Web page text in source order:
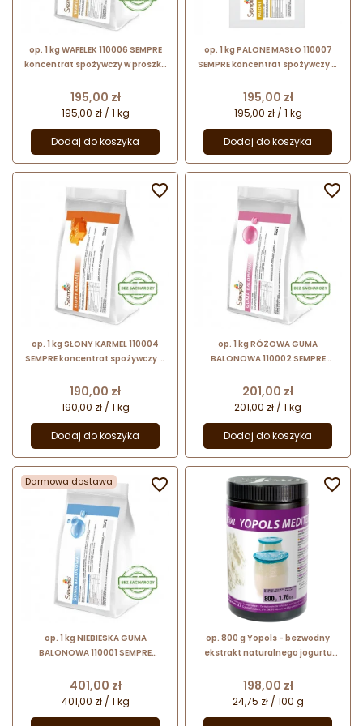
op. 1 kg WAFELEK 110006 SEMPRE
koncentrat spożywczy w proszku
bazie aromatów naturalnych
Cena
195,00 zł
195,00 zł / 1 kg
Dodaj do koszyka
op. 1 kg PALONE MASŁO 110007
SEMPRE koncentrat spożywczy w
- na bazie aromatów naturalnych
Cena
195,00 zł
195,00 zł / 1 kg
Dodaj do koszyka
op. 1 kg SŁONY KARMEL 110004
SEMPRE koncentrat spożywczy w
- na bazie aromatów naturalnych
Cena
190,00 zł
190,00 zł / 1 kg
Dodaj do koszyka

op. 1 kg RÓŻOWA GUMA
BALONOWA 110002 SEMPRE
- bez dodatku sacharozy
Cena
201,00 zł
201,00 zł / 1 kg
Dodaj do koszyka

Darmowa dostawa
op. 1 kg NIEBIESKA GUMA
BALONOWA 110001 SEMPRE
- bez dodatku sacharozy
Cena
401,00 zł
401,00 zł / 1 kg

op. 800 g Yopols - bezwodny
ekstrakt naturalnego jogurtu
- nr. kat. 49568 Sosa Ingredients
Cena
198,00 zł
24,75 zł / 100 g
